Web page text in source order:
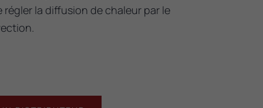
la diffusion de chaleur par le